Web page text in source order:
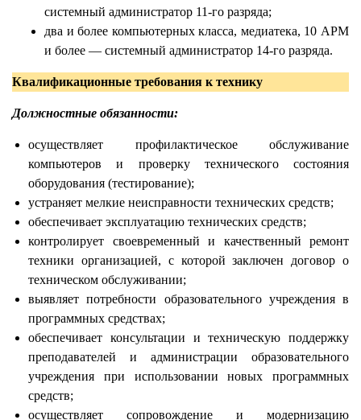
системный администратор 11-го разряда;
два и более компьютерных класса, медиатека, 10 АРМ
и более — системный администратор 14-го разряда.
Квалификационные требования к технику
Должностные обязанности:
осуществляет профилактическое обслуживание
компьютеров и проверку технического состояния
оборудования (тестирование);
устраняет мелкие неисправности технических средств;
обеспечивает эксплуатацию технических средств;
контролирует своевременный и качественный ремонт
техники организацией, с которой заключен договор о
техническом обслуживании;
выявляет потребности образовательного учреждения в
программных средствах;
обеспечивает консультации и техническую поддержку
преподавателей и администрации образовательного
учреждения при использовании новых программных
средств;
осуществляет сопровождение и модернизацию